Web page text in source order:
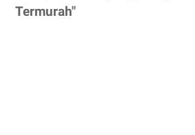
Termurah"